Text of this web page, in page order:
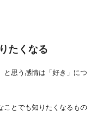
たくなる
と思う感情は「好き」につ
ことでも知りたくなるもの